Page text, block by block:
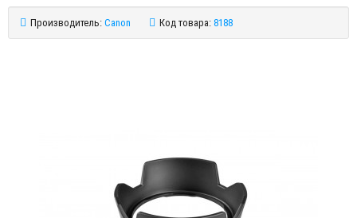
Производитель: Canon Код товара: 8188